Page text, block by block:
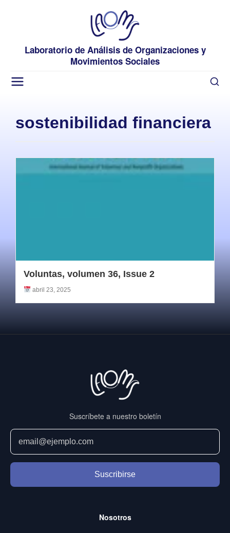
Laboratorio de Análisis de Organizaciones y
Movimientos Sociales
sostenibilidad financiera
Voluntas, volumen 36, Issue 2
abril 23, 2025
Suscríbete a nuestro boletín
Suscribirse
Nosotros